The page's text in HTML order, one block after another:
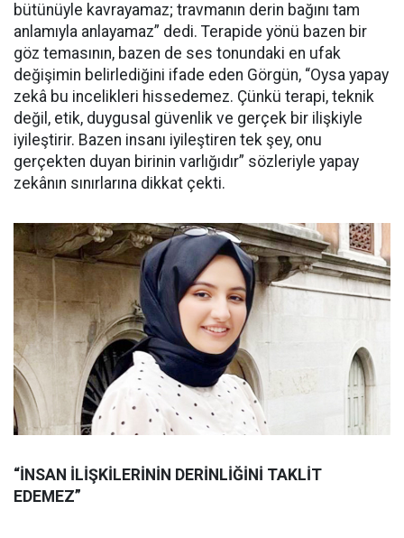
bütünüyle kavrayamaz; travmanın derin bağını tam
anlamıyla anlayamaz” dedi. Terapide yönü bazen bir
göz temasının, bazen de ses tonundaki en ufak
değişimin belirlediğini ifade eden Görgün, “Oysa yapay
zekâ bu incelikleri hissedemez. Çünkü terapi, teknik
değil, etik, duygusal güvenlik ve gerçek bir ilişkiyle
iyileştirir. Bazen insanı iyileştiren tek şey, onu
gerçekten duyan birinin varlığıdır” sözleriyle yapay
zekânın sınırlarına dikkat çekti.
“İNSAN İLİŞKİLERİNİN DERİNLİĞİNİ TAKLİT
EDEMEZ”